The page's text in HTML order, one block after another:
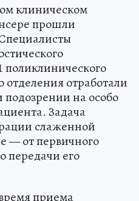
клиническом
прошли
поликлинического
отработали
на особо
Задача
слаженной
— от первичного
передачи его
приема